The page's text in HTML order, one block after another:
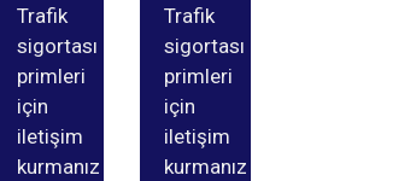
Trafik
sigortası
primleri
için
iletişim
kurmanız
Trafik
sigortası
primleri
için
iletişim
kurmanız